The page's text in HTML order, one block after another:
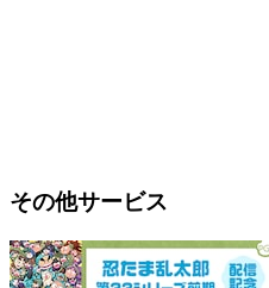
その他サービス